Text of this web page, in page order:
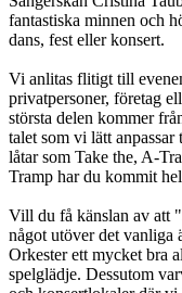
fantastiska minnen och
dans, fest eller konsert.
Vi anlitas flitigt till
privatpersoner, företag
största delen kommer
talet som vi lätt
låtar som Take the, A-
Tramp har du kommit
Vill du få känslan av att
något utöver det vanliga
Orkester ett mycket bra
spelglädje. Dessutom